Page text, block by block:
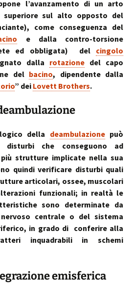
l’avanzamento di un arto
superiore sul alto opposto del
come conseguenza del
e dalla contro-torsione
ed obbligata) del cingolo
dalla rotazione del capo
del bacino, dipendente dalla
” dei Lovett Brothers.
della deambulazionepuò
che conseguono ad
strutture implicate nella sua
quindi verificare disturbi quali
articolari, ossee, muscolari
funzionali; in realtà le
sono determinate da
centrale o del sistema
in grado di conferire alla
inquadrabili in schemi
emisferica